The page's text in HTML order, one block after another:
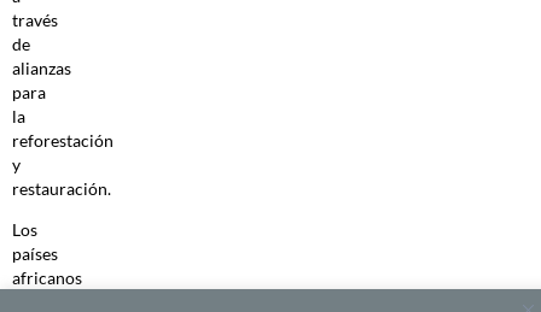
través
de
alianzas
para
la
reforestación
y
restauración.
Los
países
africanos